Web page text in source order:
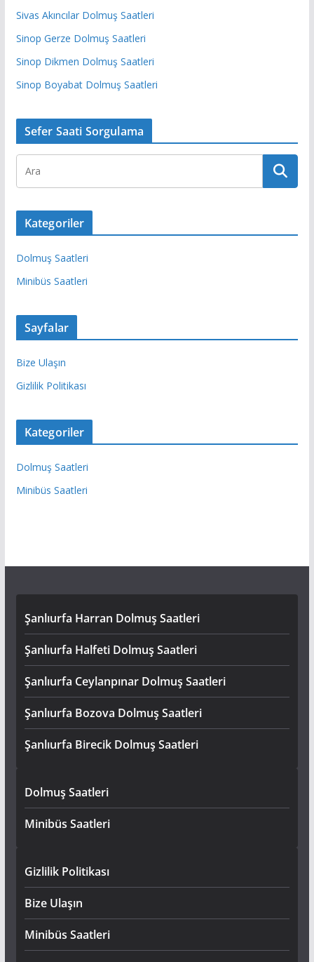
Sivas Akıncılar Dolmuş Saatleri
Sinop Gerze Dolmuş Saatleri
Sinop Dikmen Dolmuş Saatleri
Sinop Boyabat Dolmuş Saatleri
Sefer Saati Sorgulama
Kategoriler
Dolmuş Saatleri
Minibüs Saatleri
Sayfalar
Bize Ulaşın
Gizlilik Politikası
Kategoriler
Dolmuş Saatleri
Minibüs Saatleri
Şanlıurfa Harran Dolmuş Saatleri
Şanlıurfa Halfeti Dolmuş Saatleri
Şanlıurfa Ceylanpınar Dolmuş Saatleri
Şanlıurfa Bozova Dolmuş Saatleri
Şanlıurfa Birecik Dolmuş Saatleri
Dolmuş Saatleri
Minibüs Saatleri
Gizlilik Politikası
Bize Ulaşın
Minibüs Saatleri